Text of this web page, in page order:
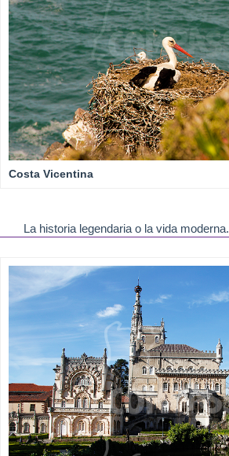
Costa Vicentina
La historia legendaria o la vida moderna.